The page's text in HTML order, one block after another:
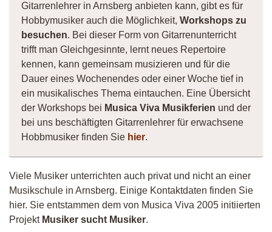
Gitarrenlehrer in Arnsberg anbieten kann, gibt es für
Hobbymusiker auch die Möglichkeit, Workshops zu
besuchen. Bei dieser Form von Gitarrenunterricht
trifft man Gleichgesinnte, lernt neues Repertoire
kennen, kann gemeinsam musizieren und für die
Dauer eines Wochenendes oder einer Woche tief in
ein musikalisches Thema eintauchen. Eine Übersicht
der Workshops bei Musica Viva Musikferien und der
bei uns beschäftigten Gitarrenlehrer für erwachsene
Hobbmusiker finden Sie hier.
Viele Musiker unterrichten auch privat und nicht an einer
Musikschule in Arnsberg. Einige Kontaktdaten finden Sie
hier. Sie entstammen dem von Musica Viva 2005 initiierten
Projekt Musiker sucht Musiker.